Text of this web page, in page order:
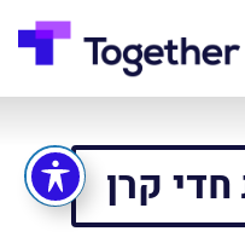
חדי קרן